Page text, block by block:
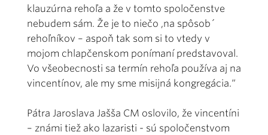
klauzúrna rehoľa a že v tomto spoločenstve
nebudem sám. Že je to niečo ,na spôsob´
rehoľníkov – aspoň tak som si to vtedy v
mojom chlapčenskom ponímaní predstavoval.
Vo všeobecnosti sa termín rehoľa používa aj na
vincentínov, ale my sme misijná kongregácia.“
Pátra Jaroslava Jašša CM oslovilo, že vincentíni
– známi tiež ako lazaristi - sú spoločenstvom